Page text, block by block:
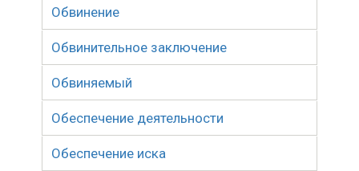
Обвинение
Обвинительное заключение
Обвиняемый
Обеспечение деятельности
Обеспечение иска